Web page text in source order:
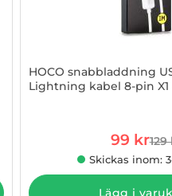
HOCO snabbladdning
Lightning kabel 8-pin X1
rea pris
99 kr129
Skickas inom:
Lägg i